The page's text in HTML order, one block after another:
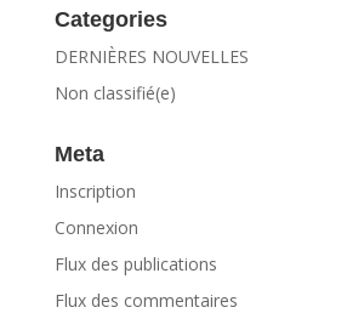
Categories
DERNIÈRES NOUVELLES
Non classifié(e)
Meta
Inscription
Connexion
Flux des publications
Flux des commentaires